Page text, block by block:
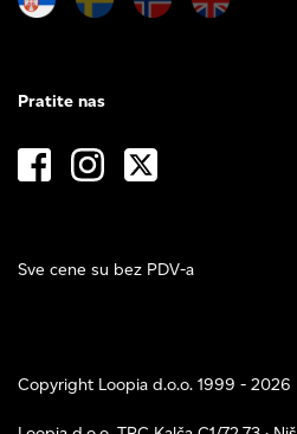
Sve cene su bez PDV-a
Pratite nas
Copyright Loopia d.o.o. 1999 - 2026